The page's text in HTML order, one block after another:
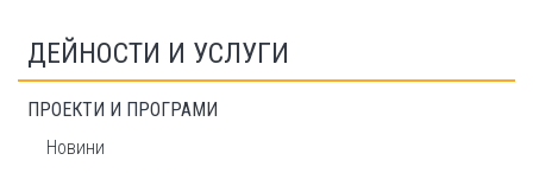
ДЕЙНОСТИ И УСЛУГИ
ПРОЕКТИ И ПРОГРАМИ
Новини